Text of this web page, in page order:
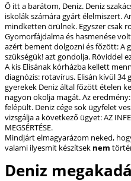
Ő itt a barátom, Deniz. Deniz
iskolák számára gyárt élelmiszert.
mindketten örülnek. Egyszer csak
Gyomorfájdalma és hasmenése
azért bement dolgozni és főzött: A
szükségük! azt gondolja. Röviddel
A kis Elisának kórházba kellett
diagnózis: rotavírus. Elisán kívül 34
gyerekek Deniz által főzött ételen
nagyon okolja magát. Az
felépült. Deniz cége sok ügyfelet
vizsgálja a következő ügyet: AZ
MEGSÉRTÉSE.
Mindjárt elmagyarázom neked,
valami ilyesmit készítsek nem
Deniz